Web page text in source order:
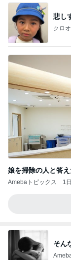
悲し
クロ
娘を掃除の人と答
Amebaトピックス 1
そん